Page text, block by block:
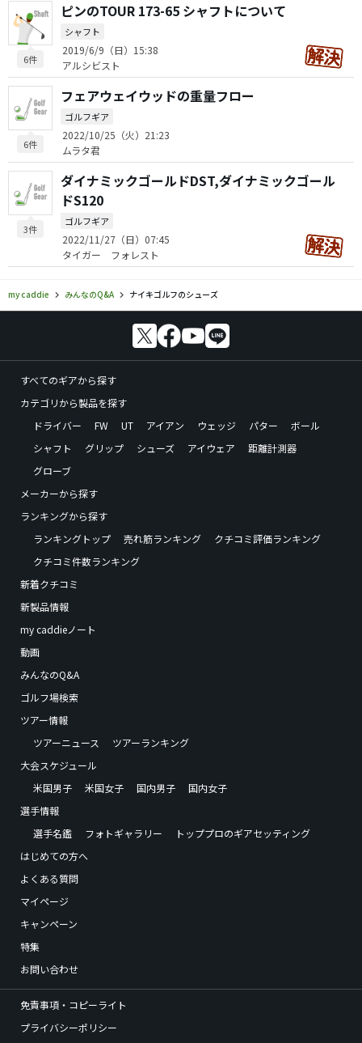
6件
ピンのTOUR 173-65 シャフトについて
シャフト
2019/6/9（日）15:38
アルシビスト
6件
フェアウェイウッドの重量フロー
ゴルフギア
2022/10/25（火）21:23
ムラタ君
3件
ダイナミックゴールドDST,ダイナミックゴール
ドS120
ゴルフギア
2022/11/27（日）07:45
タイガー フォレスト
my caddie みんなのQ&A ナイキゴルフのシューズ
すべてのギアから探す
カテゴリから製品を探す
ドライバー
FW UT アイアン ウェッジ パター
ボール
シャフト
グリップ シューズ アイウェア
距離計測器
グローブ
メーカーから探す
ランキングから探す
ランキングトップ
売れ筋ランキング
クチコミ評価ランキング
クチコミ件数ランキング
新着クチコミ
新製品情報
my caddieノート
動画
みんなのQ&A
ゴルフ場検索
ツアー情報
ツアーニュース
ツアーランキング
大会スケジュール
米国男子
米国女子 国内男子
国内女子
選手情報
選手名鑑
フォトギャラリー
トッププロのギアセッティング
はじめての方へ
よくある質問
マイページ
キャンペーン
特集
お問い合わせ
免責事項・コピーライト
プライバシーポリシー